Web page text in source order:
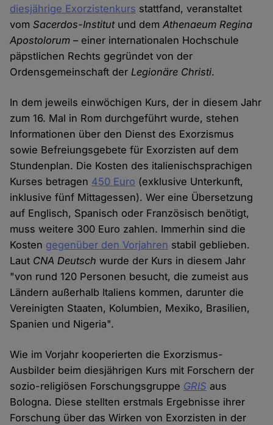
diesjährige Exorzistenkurs stattfand, veranstaltet
vomSacerdos-Institutund demAthenaeum Regina
Apostolorum – einer internationalen Hochschule
päpstlichen Rechts gegründet von der
Ordensgemeinschaft derLegionäre Christi.
In dem jeweils einwöchigen Kurs, der in diesem Jahr
zum 16. Mal in Rom durchgeführt wurde, stehen
Informationen über den Dienst des Exorzismus
sowie Befreiungsgebete für Exorzisten auf dem
Stundenplan. Die Kosten des italienischsprachigen
Kurses betragen 450 Euro (exklusive Unterkunft,
inklusive fünf Mittagessen). Wer eine Übersetzung
auf Englisch, Spanisch oder Französisch benötigt,
muss weitere 300 Euro zahlen. Immerhin sind die
Kosten gegenüber den Vorjahren stabil geblieben.
Laut CNA Deutsch wurde der Kurs in diesem Jahr
"von rund 120 Personen besucht, die zumeist aus
Ländern außerhalb Italiens kommen, darunter die
Vereinigten Staaten, Kolumbien, Mexiko, Brasilien,
Spanien und Nigeria".
Wie im Vorjahr kooperierten die Exorzismus-
Ausbilder beim diesjährigen Kurs mit Forschern der
sozio-religiösen Forschungsgruppe GRIS aus
Bologna. Diese stellten erstmals Ergebnisse ihrer
Forschung über das Wirken von Exorzisten in der